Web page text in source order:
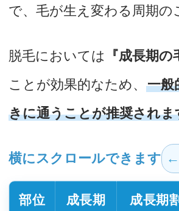
で、毛が生え変わる周期の
脱毛においては
『成長期
ことが効果的なため、 一般
きに通うことが推奨されま
横にスクロールできます
部位 成長期 成長期